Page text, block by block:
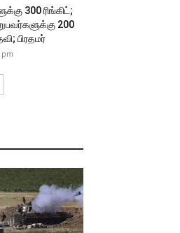
300 ரிங்கிட்;
200
பிரதமர்
pm